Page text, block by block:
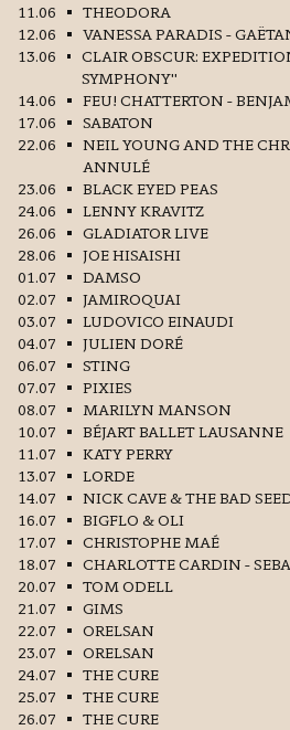
11.06
THEODORA
12.06
VANESSA PARADIS -
13.06
CLAIR OBSCUR:
SYMPHONY"
14.06
FEU! CHATTERTON -
17.06
SABATON
22.06
NEIL YOUNG AND THE
ANNULÉ
23.06
BLACK EYED PEAS
24.06
LENNY KRAVITZ
26.06
GLADIATOR LIVE
28.06
JOE HISAISHI
01.07
DAMSO
02.07
JAMIROQUAI
03.07
LUDOVICO EINAUDI
04.07
JULIEN DORÉ
06.07
STING
07.07
PIXIES
08.07
MARILYN MANSON
10.07
BÉJART BALLET LAUSANNE
11.07
KATY PERRY
13.07
LORDE
14.07
NICK CAVE & THE BAD
16.07
BIGFLO & OLI
17.07
CHRISTOPHE MAÉ
18.07
CHARLOTTE CARDIN -
20.07
TOM ODELL
21.07
GIMS
22.07
ORELSAN
23.07
ORELSAN
24.07
THE CURE
25.07
THE CURE
26.07
THE CURE